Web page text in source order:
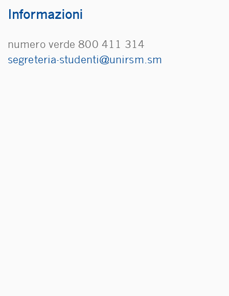
Informazioni
numero verde 800 411 314
ms.msrinu@itneduts-aireterges